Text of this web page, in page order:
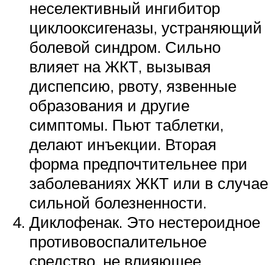
неселективный ингибитор
циклооксигеназы, устраняющий
болевой синдром. Сильно
влияет на ЖКТ, вызывая
диспепсию, рвоту, язвенные
образования и другие
симптомы. Пьют таблетки,
делают инъекции. Вторая
форма предпочтительнее при
заболеваниях ЖКТ или в случае
сильной болезненности.
Диклофенак. Это нестероидное
противовоспалительное
средство, не влияющее